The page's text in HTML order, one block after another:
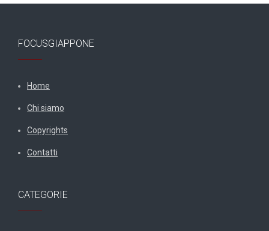
FOCUSGIAPPONE
Home
Chi siamo
Copyrights
Contatti
CATEGORIE